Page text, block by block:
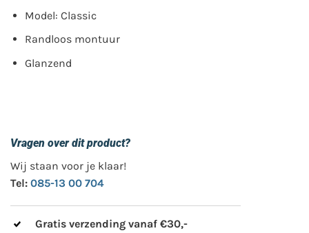
Model: Classic
Randloos montuur
Glanzend
Vragen over dit product?
Wij staan voor je klaar!
Tel: 085-13 00 704
Gratis verzending vanaf €30,-